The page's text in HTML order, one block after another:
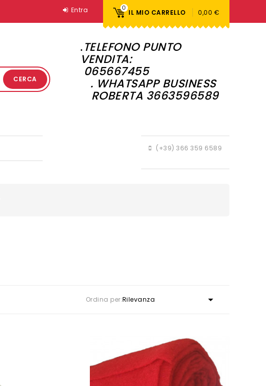
0
IL MIO CARRELLO 0,00 €
Entra
.TELEFONO PUNTO
VENDITA:
065667455
. WHATSAPP BUSINESS
ROBERTA 3663596589
CERCA
(+39) 366 359 6589
Ordina per:Rilevanza 